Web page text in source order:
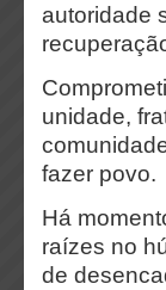
autoridade
unidade,
fazer povo.
Há
raízes no
de